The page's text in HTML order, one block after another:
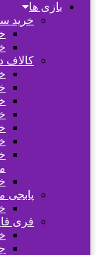
بازی ها
خرید
کالاف
پابجی
فری